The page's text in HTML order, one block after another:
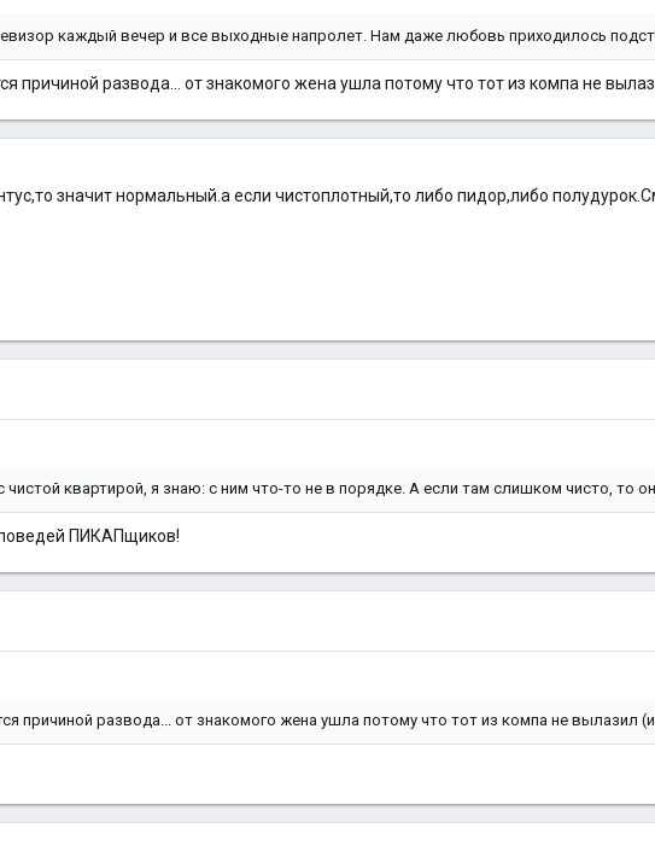
каждый вечер и все выходные напролет. Нам даже любовь приходилось
причиной развода... от знакомого жена ушла потому что тот из компа не
значит нормальный.а если чистоплотный,то либо пидор,либо
чистой квартирой, я знаю: с ним что-то не в порядке. А если там слишком чисто, то он
ПИКАПщиков!
причиной развода... от знакомого жена ушла потому что тот из компа не вылазил